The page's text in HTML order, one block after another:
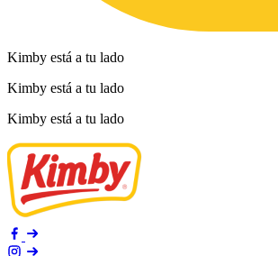
Kimby está a tu lado
Kimby está a tu lado
Kimby está a tu lado